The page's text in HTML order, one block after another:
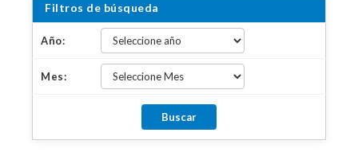
Filtros de búsqueda
Año:
Mes: